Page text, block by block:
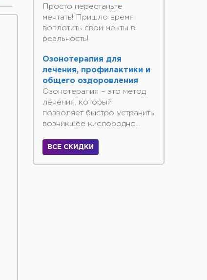
Просто перестаньте
мечтать! Пришло время
воплотить свои мечты в
реальность!
Озонотерапия для
лечения, профилактики и
общего оздоровления
Озонотерапия – это метод
лечения, который
позволяет быстро устранить
возникшее кислородно...
ВСЕ СКИДКИ